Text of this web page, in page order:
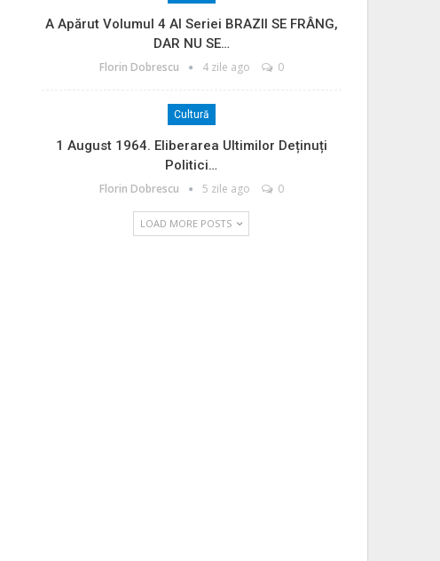
A Apărut Volumul 4 Al Seriei BRAZII SE FRÂNG,
DAR NU SE…
Florin Dobrescu 4 zile ago 0
Cultură
1 August 1964. Eliberarea Ultimilor Deținuți
Politici…
Florin Dobrescu 5 zile ago 0
LOAD MORE POSTS